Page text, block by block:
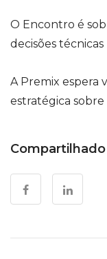
O Encontro é
decisões
A Premix espera
estratégica sobre
Compartilhado